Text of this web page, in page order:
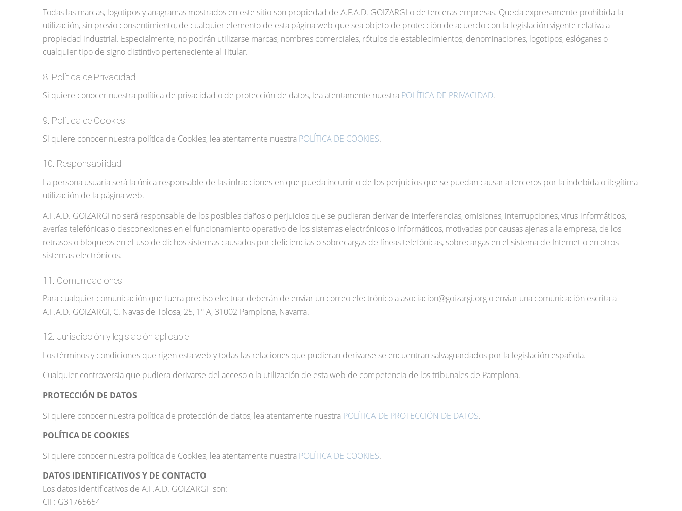
Todas las marcas, logotipos y anagramas mostrados en este sitio son propiedad de A.F.A.D. GOIZARGI o de terceras empresas. Queda expresamente prohibida la
utilización, sin previo consentimiento, de cualquier elemento de esta página web que sea objeto de protección de acuerdo con la legislación vigente relativa a
propiedad industrial. Especialmente, no podrán utilizarse marcas, nombres comerciales, rótulos de establecimientos, denominaciones, logotipos, eslóganes o
cualquier tipo de signo distintivo perteneciente al Titular.
8. Política de Privacidad
Si quiere conocer nuestra política de privacidad o de protección de datos, lea atentamente nuestra POLÍTICA DE PRIVACIDAD.
9. Política de Cookies
Si quiere conocer nuestra política de Cookies, lea atentamente nuestra POLÍTICA DE COOKIES.
10. Responsabilidad
La persona usuaria será la única responsable de las infracciones en que pueda incurrir o de los perjuicios que se puedan causar a terceros por la indebida o ilegítima
utilización de la página web.
A.F.A.D. GOIZARGI no será responsable de los posibles daños o perjuicios que se pudieran derivar de interferencias, omisiones, interrupciones, virus informáticos,
averías telefónicas o desconexiones en el funcionamiento operativo de los sistemas electrónicos o informáticos, motivadas por causas ajenas a la empresa, de los
retrasos o bloqueos en el uso de dichos sistemas causados por deficiencias o sobrecargas de líneas telefónicas, sobrecargas en el sistema de Internet o en otros
sistemas electrónicos.
11. Comunicaciones
Para cualquier comunicación que fuera preciso efectuar deberán de enviar un correo electrónico a asociacion@goizargi.org o enviar una comunicación escrita a
A.F.A.D. GOIZARGI, C. Navas de Tolosa, 25, 1º A, 31002 Pamplona, Navarra.
12. Jurisdicción y legislación aplicable
Los términos y condiciones que rigen esta web y todas las relaciones que pudieran derivarse se encuentran salvaguardados por la legislación española.
Cualquier controversia que pudiera derivarse del acceso o la utilización de esta web de competencia de los tribunales de Pamplona.
PROTECCIÓN DE DATOS
Si quiere conocer nuestra política de protección de datos, lea atentamente nuestra POLÍTICA DE PROTECCIÓN DE DATOS.
POLÍTICA DE COOKIES
Si quiere conocer nuestra política de Cookies, lea atentamente nuestra POLÍTICA DE COOKIES.
DATOS IDENTIFICATIVOS Y DE CONTACTO
Los datos identificativos de A.F.A.D. GOIZARGI son:
CIF: G31765654